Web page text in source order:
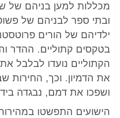
מכללות למען בניהם של
ובתי ספר לבניהם של
ילדיהם של הורים
בטקסים קתוליים. ההדר
הקתוליים נועדו לבלבל
את הדמיון. וכך, החירות
ושפכו את דמם, נבגדה
הישועים התפשטו